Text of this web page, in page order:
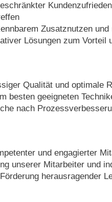
Zusatznutzen
Lösungen zum Vorteil
Qualität und optimale
besten geeigneten
nach
und engagierter
unserer Mitarbeiter und
herausragender